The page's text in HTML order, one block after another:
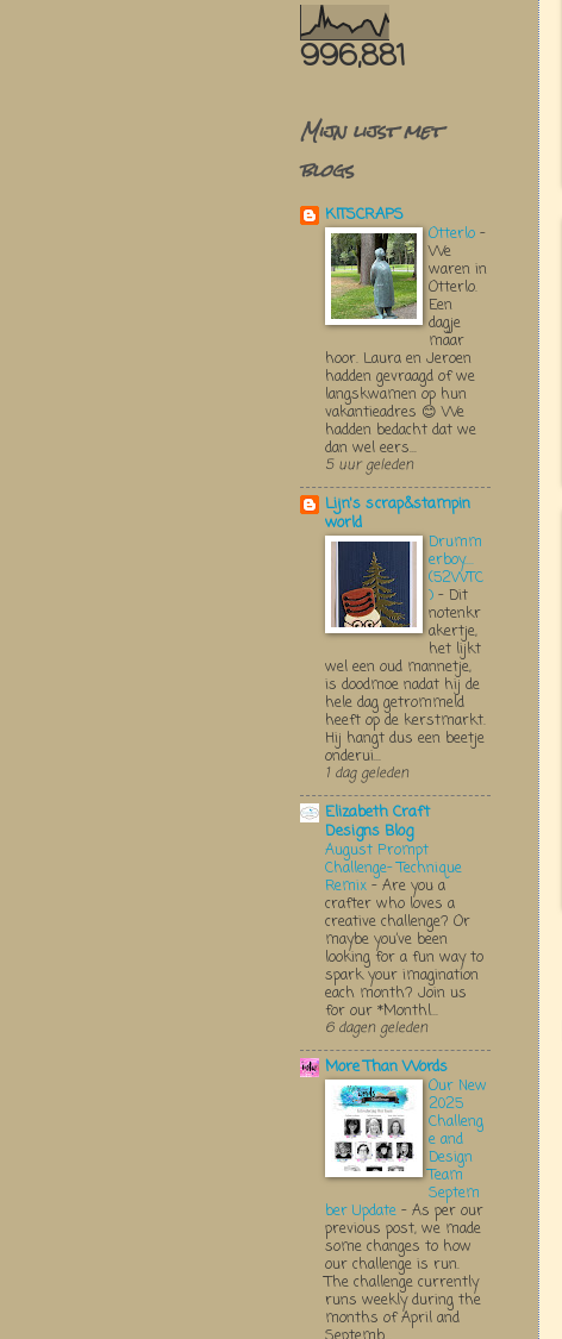
996,881
Mijn lijst met
blogs
KITSCRAPS
Otterlo -
We
waren in
Otterlo.
Een
dagje
maar
hoor. Laura en Jeroen
hadden gevraagd of we
langskwamen op hun
vakantieadres 😊 We
hadden bedacht dat we
dan wel eers...
5 uur geleden
Lijn's scrap&stampin
world
Drumm
erboy....
(52WTC
) - Dit
notenkr
akertje,
het lijkt
wel een oud mannetje,
is doodmoe nadat hij de
hele dag getrommeld
heeft op de kerstmarkt.
Hij hangt dus een beetje
onderui...
1 dag geleden
Elizabeth Craft
Designs Blog
August Prompt
Challenge- Technique
Remix - Are you a
crafter who loves a
creative challenge? Or
maybe you’ve been
looking for a fun way to
spark your imagination
each month? Join us
for our *Monthl...
6 dagen geleden
More Than Words
Our New
2025
Challeng
e and
Design
Team
Septem
ber Update - As per our
previous post, we made
some changes to how
our challenge is run.
The challenge currently
runs weekly during the
months of April and